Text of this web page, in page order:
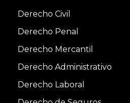
Derecho Civil
Derecho Penal
Derecho Mercantil
Derecho Administrativo
Derecho Laboral